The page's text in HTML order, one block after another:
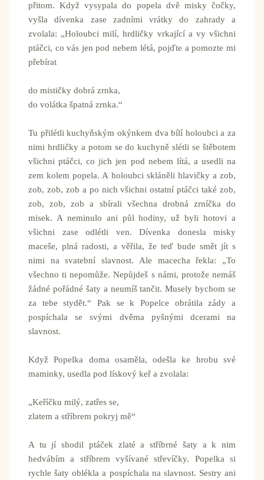
přitom. Když vysypala do popela dvě misky čočky,
vyšla dívenka zase zadními vrátky do zahrady a
zvolala: „Holoubci milí, hrdličky vrkající a vy všichni
ptáčci, co vás jen pod nebem létá, pojďte a pomozte mi
přebírat
do mističky dobrá zrnka,
do volátka špatná zrnka.“
Tu přilétli kuchyňským okýnkem dva bílí holoubci a za
nimi hrdličky a potom se do kuchyně slétli se štěbotem
všichni ptáčci, co jich jen pod nebem lítá, a usedli na
zem kolem popela. A holoubci skláněli hlavičky a zob,
zob, zob, zob a po nich všichni ostatní ptáčci také zob,
zob, zob, zob a sbírali všechna drobná zrníčka do
misek. A neminulo ani půl hodiny, už byli hotovi a
všichni zase odlétli ven. Dívenka donesla misky
maceše, plná radosti, a věřila, že teď bude smět jít s
nimi na svatební slavnost. Ale macecha řekla: „To
všechno ti nepomůže. Nepůjdeš s námi, protože nemáš
žádné pořádné šaty a neumíš tančit. Musely bychom se
za tebe stydět.“ Pak se k Popelce obrátila zády a
pospíchala se svými dvěma pyšnými dcerami na
slavnost.
Když Popelka doma osaměla, odešla ke hrobu své
maminky, usedla pod lískový keř a zvolala:
„Keříčku milý, zatřes se,
zlatem a stříbrem pokryj mě“
A tu jí shodil ptáček zlaté a stříbrné šaty a k nim
hedvábím a stříbrem vyšívané střevíčky. Popelka si
rychle šaty oblékla a pospíchala na slavnost. Sestry ani